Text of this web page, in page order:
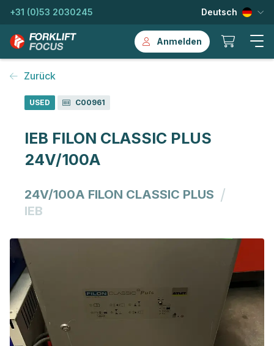
+31 (0)53 2030245 Deutsch
Anmelden
Zurück
USED C00961
IEB FILON CLASSIC PLUS
24V/100A
24V/100A FILON CLASSIC PLUS /
IEB